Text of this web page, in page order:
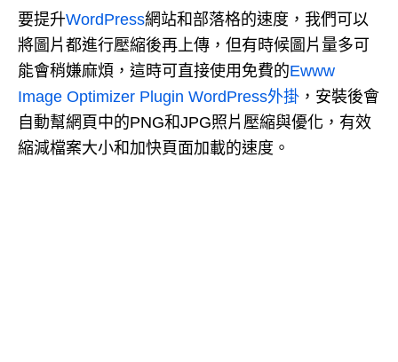
要提升WordPress網站和部落格的速度，我們可以
將圖片都進行壓縮後再上傳，但有時候圖片量多可
能會稍嫌麻煩，這時可直接使用免費的Ewww
Image Optimizer Plugin WordPress外掛 ，安裝後會
自動幫網頁中的PNG和JPG照片壓縮與優化，有效
縮減檔案大小和加快頁面加載的速度。